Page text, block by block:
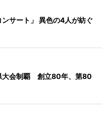
サート」 異色の4人が紡ぐ
大会制覇 創立80年、第80